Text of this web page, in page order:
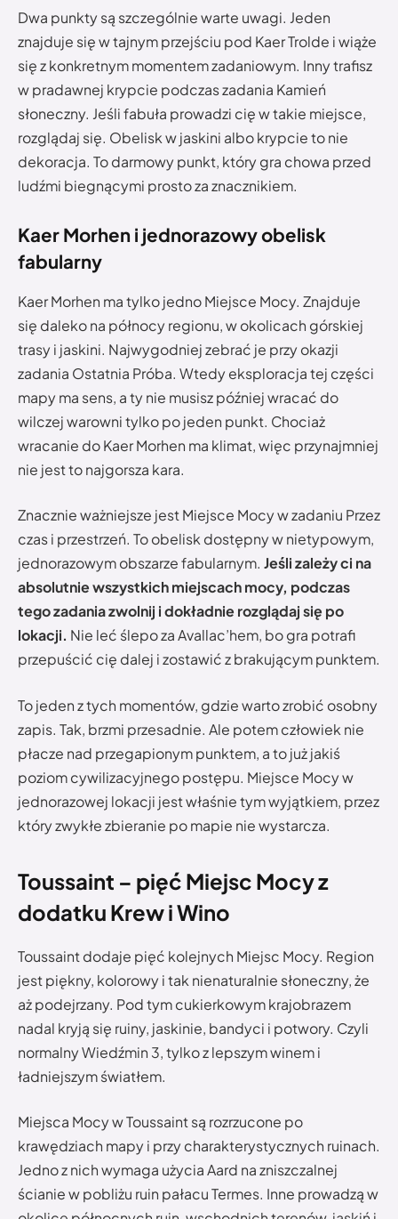
Dwa punkty są szczególnie warte uwagi. Jeden
znajduje się w tajnym przejściu pod Kaer Trolde i wiąże
się z konkretnym momentem zadaniowym. Inny trafisz
w pradawnej krypcie podczas zadania Kamień
słoneczny. Jeśli fabuła prowadzi cię w takie miejsce,
rozglądaj się. Obelisk w jaskini albo krypcie to nie
dekoracja. To darmowy punkt, który gra chowa przed
ludźmi biegnącymi prosto za znacznikiem.
Kaer Morhen i jednorazowy obelisk
fabularny
Kaer Morhen ma tylko jedno Miejsce Mocy. Znajduje
się daleko na północy regionu, w okolicach górskiej
trasy i jaskini. Najwygodniej zebrać je przy okazji
zadania Ostatnia Próba. Wtedy eksploracja tej części
mapy ma sens, a ty nie musisz później wracać do
wilczej warowni tylko po jeden punkt. Chociaż
wracanie do Kaer Morhen ma klimat, więc przynajmniej
nie jest to najgorsza kara.
Znacznie ważniejsze jest Miejsce Mocy w zadaniu Przez
czas i przestrzeń. To obelisk dostępny w nietypowym,
jednorazowym obszarze fabularnym. Jeśli zależy ci na
absolutnie wszystkich miejscach mocy, podczas
tego zadania zwolnij i dokładnie rozglądaj się po
lokacji. Nie leć ślepo za Avallac’hem, bo gra potrafi
przepuścić cię dalej i zostawić z brakującym punktem.
To jeden z tych momentów, gdzie warto zrobić osobny
zapis. Tak, brzmi przesadnie. Ale potem człowiek nie
płacze nad przegapionym punktem, a to już jakiś
poziom cywilizacyjnego postępu. Miejsce Mocy w
jednorazowej lokacji jest właśnie tym wyjątkiem, przez
który zwykłe zbieranie po mapie nie wystarcza.
Toussaint – pięć Miejsc Mocy z
dodatku Krew i Wino
Toussaint dodaje pięć kolejnych Miejsc Mocy. Region
jest piękny, kolorowy i tak nienaturalnie słoneczny, że
aż podejrzany. Pod tym cukierkowym krajobrazem
nadal kryją się ruiny, jaskinie, bandyci i potwory. Czyli
normalny Wiedźmin 3, tylko z lepszym winem i
ładniejszym światłem.
Miejsca Mocy w Toussaint są rozrzucone po
krawędziach mapy i przy charakterystycznych ruinach.
Jedno z nich wymaga użycia Aard na zniszczalnej
ścianie w pobliżu ruin pałacu Termes. Inne prowadzą w